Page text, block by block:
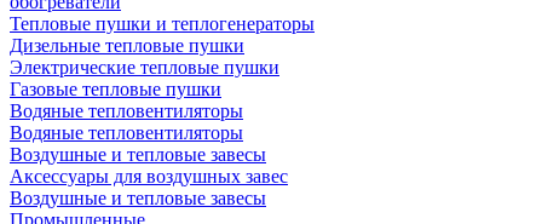
Тепловые пушки и теплогенераторы
Дизельные тепловые пушки
Электрические тепловые пушки
Газовые тепловые пушки
Водяные тепловентиляторы
Водяные тепловентиляторы
Воздушные и тепловые завесы
Аксессуары для воздушных завес
Воздушные и тепловые завесы
Промышленные